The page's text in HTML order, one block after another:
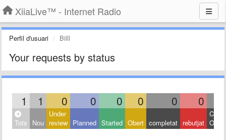
XiiaLive™ - Internet Radio
Perfil d'usuari Billl
Your requests by status
1 1 0 0 0 0 0 0
Tots Nou
Under
review Planned Started Obert completat rebutjat Other